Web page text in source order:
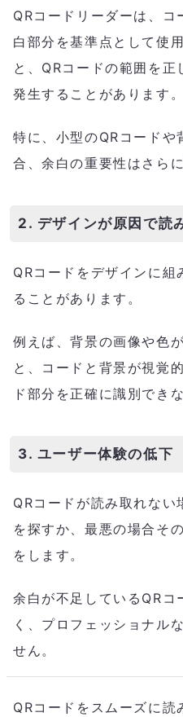
QRコードリーダーは、
白部分を基準点として使
と、QRコードの範囲を
発生することがあります。
特に、小型のQRコード
合、余白の重要性はさら
2. デザインが原因で読
QRコードをデザインに
ることがあります。
例えば、背景の画像や色
と、コードと背景が視覚
ド部分を正確に識別でき
3. ユーザー体験の低下
QRコードが読み取れな
を探すか、最悪の場合そ
をします。
余白が不足しているQRコ
く、プロフェッショナル
せん。
QRコードをスムーズに読